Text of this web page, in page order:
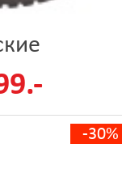
-30%